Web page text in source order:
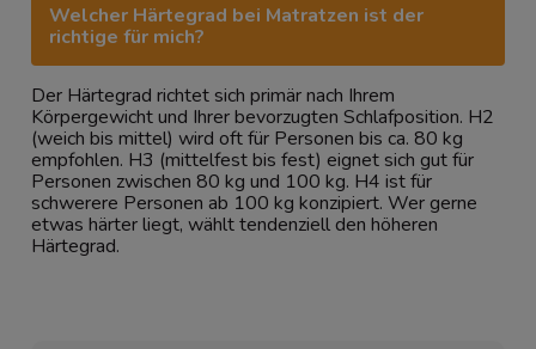
Welcher Härtegrad bei Matratzen ist der
richtige für mich?
Der Härtegrad richtet sich primär nach Ihrem
Körpergewicht und Ihrer bevorzugten Schlafposition. H2
(weich bis mittel) wird oft für Personen bis ca. 80 kg
empfohlen. H3 (mittelfest bis fest) eignet sich gut für
Personen zwischen 80 kg und 100 kg. H4 ist für
schwerere Personen ab 100 kg konzipiert. Wer gerne
etwas härter liegt, wählt tendenziell den höheren
Härtegrad.